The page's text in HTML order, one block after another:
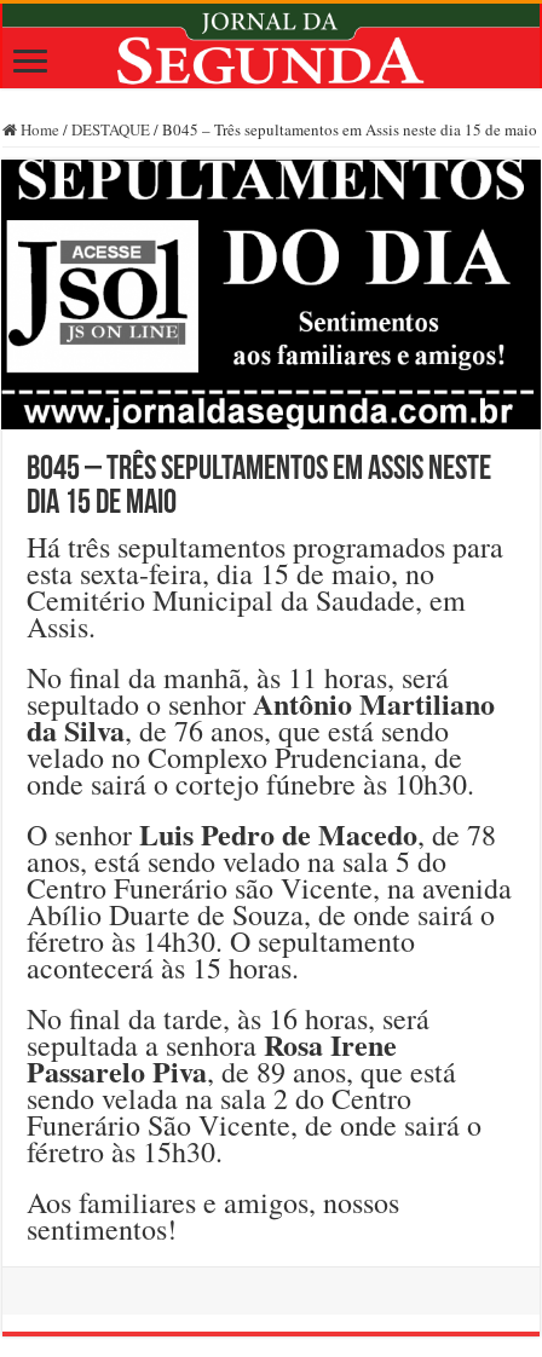
Home /DESTAQUE/B045 – Três sepultamentos em Assis neste dia 15 de maio
B045 – Três sepultamentos em Assis neste
dia 15 de maio
Há três sepultamentos programados para
esta sexta-feira, dia 15 de maio, no
Cemitério Municipal da Saudade, em
Assis.
No final da manhã, às 11 horas, será
sepultado o senhorAntônio Martiliano
da Silva, de 76 anos, que está sendo
velado no Complexo Prudenciana, de
onde sairá o cortejo fúnebre às 10h30.
O senhorLuis Pedro de Macedo, de 78
anos, está sendo velado na sala 5 do
Centro Funerário são Vicente, na avenida
Abílio Duarte de Souza, de onde sairá o
féretro às 14h30. O sepultamento
acontecerá às 15 horas.
No final da tarde, às 16 horas, será
sepultada a senhoraRosa Irene
Passarelo Piva, de 89 anos, que está
sendo velada na sala 2 do Centro
Funerário São Vicente, de onde sairá o
féretro às 15h30.
Aos familiares e amigos, nossos
sentimentos!